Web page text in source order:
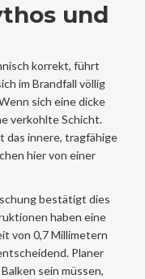
und
korrekt, führt
im Brandfall völlig
sich eine dicke
verkohlte Schicht.
das innere, tragfähige
hier von einer
bestätigt dies
haben eine
von 0,7 Millimetern
Planer
sein müssen,